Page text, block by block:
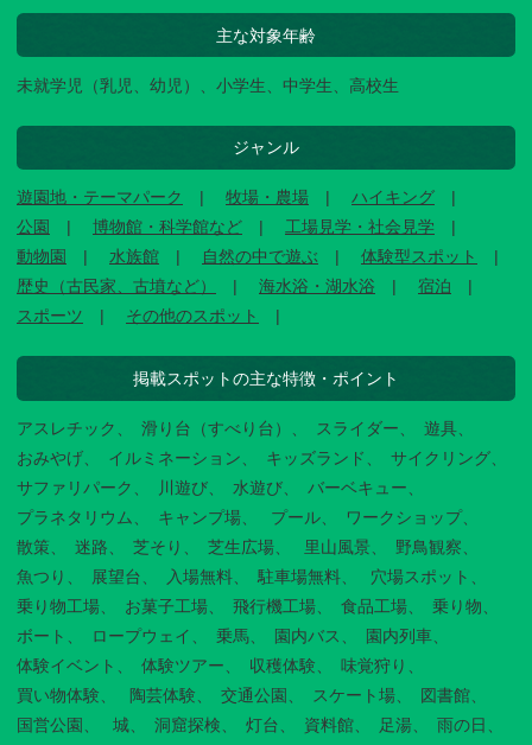
主な対象年齢
未就学児（乳児、幼児）、小学生、中学生、高校生
ジャンル
遊園地・テーマパーク 牧場・農場
ハイキング
公園
博物館・科学館など
工場見学・社会見学
動物園
水族館 自然の中で遊ぶ
体験型スポット
歴史（古民家、古墳など）
海水浴・湖水浴
宿泊
スポーツ
その他のスポット
掲載スポットの主な特徴・ポイント
アスレチック 滑り台（すべり台） スライダー
遊具
おみやげ
イルミネーション キッズランド
サイクリング
サファリパーク
川遊び 水遊び
バーベキュー
プラネタリウム
キャンプ場 プール
ワークショップ
散策
迷路 芝そり 芝生広場 里山風景
野鳥観察
魚つり
展望台 入場無料 駐車場無料
穴場スポット
乗り物工場
お菓子工場 飛行機工場 食品工場
乗り物
ボート
ロープウェイ 乗馬 園内バス
園内列車
体験イベント
体験ツアー 収穫体験
味覚狩り
買い物体験
陶芸体験 交通公園 スケート場
図書館
国営公園
城 洞窟探検 灯台 資料館 足湯 雨の日